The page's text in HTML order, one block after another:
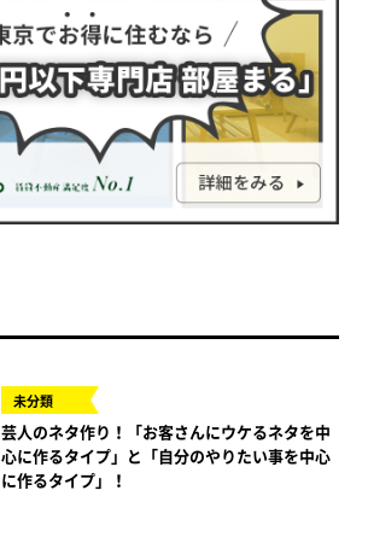
未分類
芸人のネタ作り！「お客さんにウケるネタを中
心に作るタイプ」と「自分のやりたい事を中心
に作るタイプ」！